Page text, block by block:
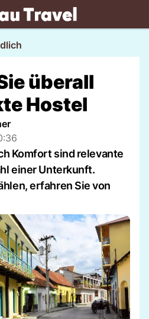
überall
Hostel
Komfort sind relevante
einer Unterkunft.
erfahren Sie von